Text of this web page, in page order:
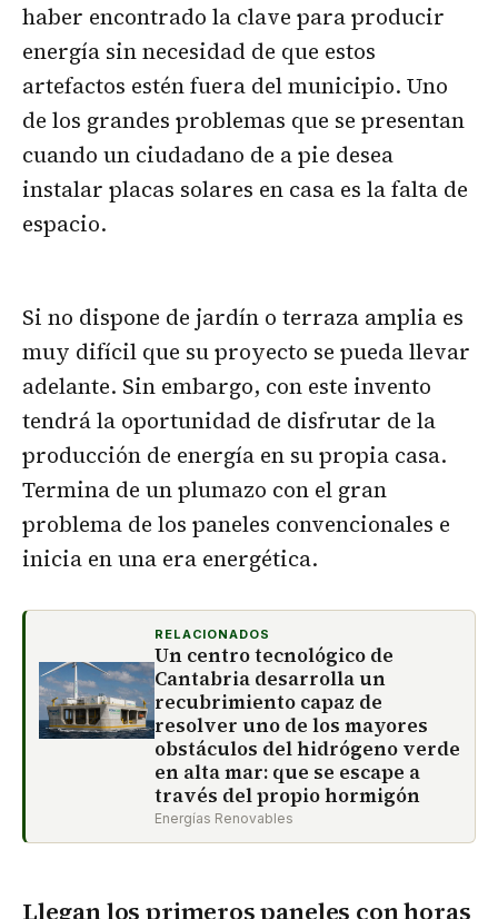
haber encontrado la clave para producir
energía sin necesidad de que estos
artefactos estén fuera del municipio. Uno
de los grandes problemas que se presentan
cuando un ciudadano de a pie desea
instalar placas solares en casa es la falta de
espacio.
Si no dispone de jardín o terraza amplia es
muy difícil que su proyecto se pueda llevar
adelante. Sin embargo, con este invento
tendrá la oportunidad de disfrutar de la
producción de energía en su propia casa.
Termina de un plumazo con el gran
problema de los paneles convencionales e
inicia en una era energética.
RELACIONADOS
Un centro tecnológico de
Cantabria desarrolla un
recubrimiento capaz de
resolver uno de los mayores
obstáculos del hidrógeno verde
en alta mar: que se escape a
través del propio hormigón
Energías Renovables
Llegan los primeros paneles con horas